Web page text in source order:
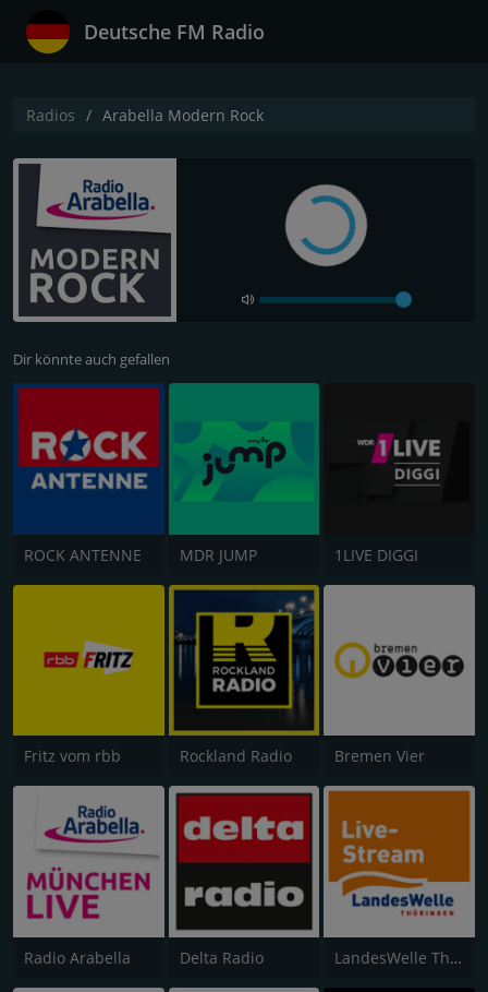
Deutsche FM Radio
Radios Arabella Modern Rock
Dir könnte auch gefallen
ROCK ANTENNE MDR JUMP 1LIVE DIGGI
Fritz vom rbb Rockland Radio Bremen Vier
Radio Arabella Delta Radio LandesWelle Thüringen